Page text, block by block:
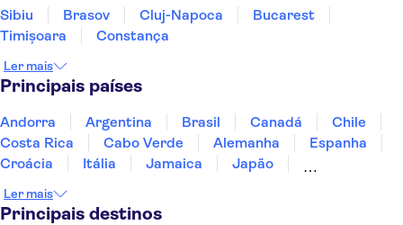
Sibiu Brasov Cluj-Napoca
Bucarest
Timișoara
Constança
Ler mais
Principais países
Andorra Argentina Brasil Canadá
Chile
Costa Rica
Cabo Verde Alemanha
Espanha
Croácia
Itália Jamaica
Japão
Portugal
Singapura
Ler mais
Principais destinos